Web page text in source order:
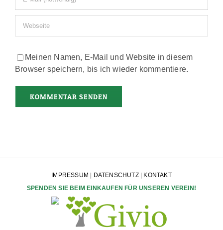
Meinen Namen, E-Mail und Website in diesem
Browser speichern, bis ich wieder kommentiere.
IMPRESSUM DATENSCHUTZ|
KONTAKT
SPENDEN SIE BEIM EINKAUFEN FÜR UNSEREN VEREIN!